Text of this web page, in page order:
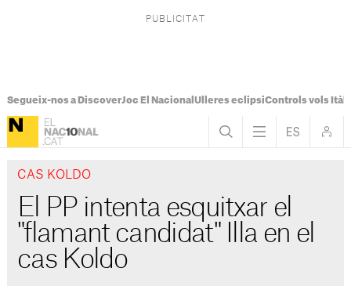
Segueix-nos a DiscoverJoc El Nacional Ulleres eclipsiControls vols
CAS KOLDO
El PP intenta esquitxar el
"flamant candidat" Illa en el
cas Koldo